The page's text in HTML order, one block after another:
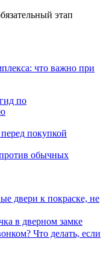
этап
что важно при
по
покупкой
обычных
двери к покраске, не
в дверном замке
Что делать, если